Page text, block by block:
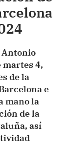
Antonio
martes 4,
de la
e
mano la
de la
así